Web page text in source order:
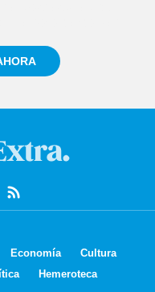
Economía
Cultura
Hemeroteca